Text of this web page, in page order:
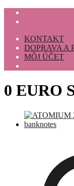
KONTAKT
DOPRAVA A
MÔJ ÚČET
0 EURO